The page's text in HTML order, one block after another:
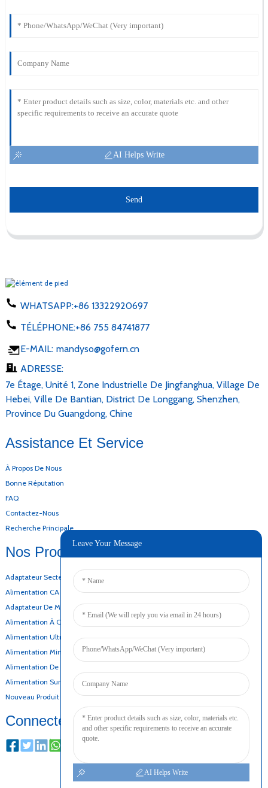
AI Helps Write
Send
WHATSAPP:+86 13322920697
TÉLÉPHONE:+86 755 84741877
E-MAIL: mandyso@gofern.cn
ADRESSE:
7e Étage, Unité 1, Zone Industrielle De Jingfanghua, Village De
Hebei, Ville De Bantian, District De Longgang, Shenzhen,
Province Du Guangdong, Chine
Assistance Et Service
À Propos De Nous
Bonne Réputation
FAQ
Contactez-Nous
Recherche Principale
Nos Produits
Adaptateur Secteur De Bureau
Alimentation CA CC
Adaptateur De Montage Mural
Alimentation À Cadre Ouvert
Alimentation Ultra-Mince
Alimentation Mince
Alimentation De Secours Par Batterie
Alimentation Sur Rail DIN
Nouveau Produit
Connecter
Leave Your Message
AI Helps Write